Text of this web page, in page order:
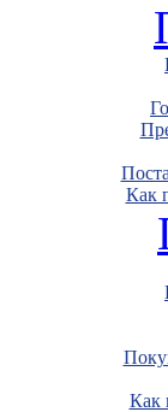
Как
Как